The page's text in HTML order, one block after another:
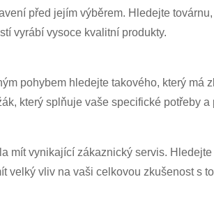
před jejím výběrem. Hledejte
vyrábí vysoce kvalitní produkty.
pohybem hledejte takového, který
který splňuje vaše specifické potřeby a
mít vynikající zákaznický servis.
velký vliv na vaši celkovou zkušenost s